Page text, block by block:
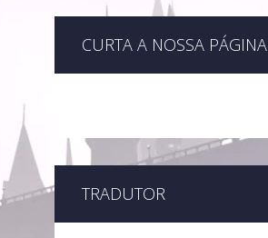
CURTA A NOSSA PÁGINA
TRADUTOR